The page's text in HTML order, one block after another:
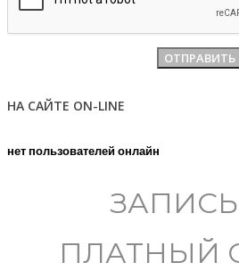
НА САЙТЕ ON-LINE
нет пользователей онлайн
ПЛАТНЫЙ